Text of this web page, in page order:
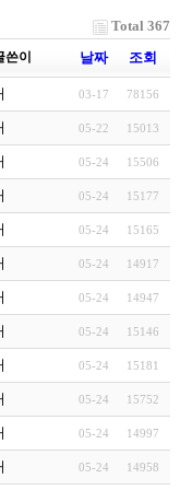
Total 367
쓴이 날짜 조회
03-17 78156
05-22 15013
05-24 15506
05-24 15177
05-24 15165
05-24 14917
05-24 14947
05-24 15146
05-24 15181
05-24 15752
05-24 14997
05-24 14958